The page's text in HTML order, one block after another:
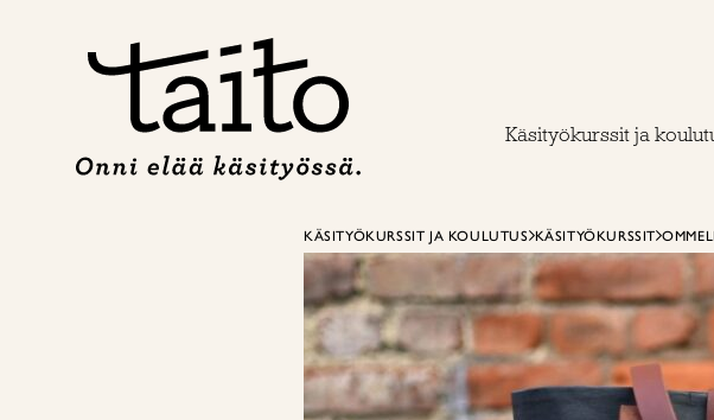
Käsityökurssit ja
KÄSITYÖKURSSIT JA KOULUTUS KÄSITYÖKURSSIT